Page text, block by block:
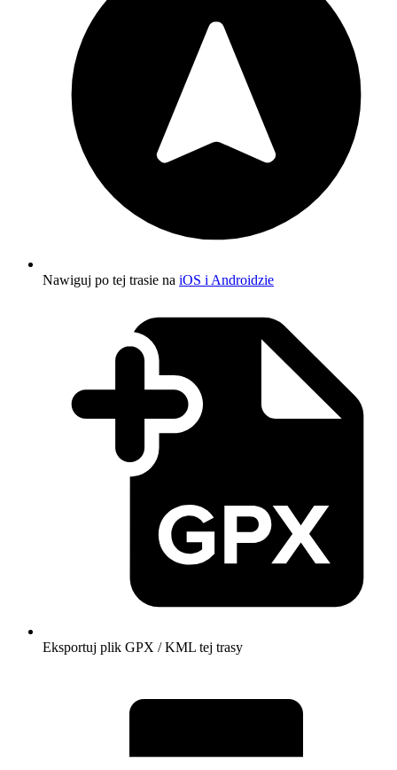
Nawiguj po tej trasie na iOS i Androidzie
Eksportuj plik GPX / KML tej trasy